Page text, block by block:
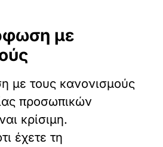
με
με τους κανονισμούς
προσωπικών
κρίσιμη.
έχετε τη